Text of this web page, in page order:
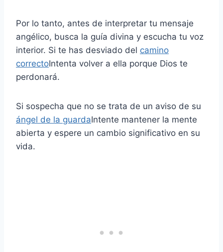
Por lo tanto, antes de interpretar tu mensaje
angélico, busca la guía divina y escucha tu voz
interior. Si te has desviado del camino
correctoIntenta volver a ella porque Dios te
perdonará.
Si sospecha que no se trata de un aviso de su
ángel de la guardaIntente mantener la mente
abierta y espere un cambio significativo en su
vida.